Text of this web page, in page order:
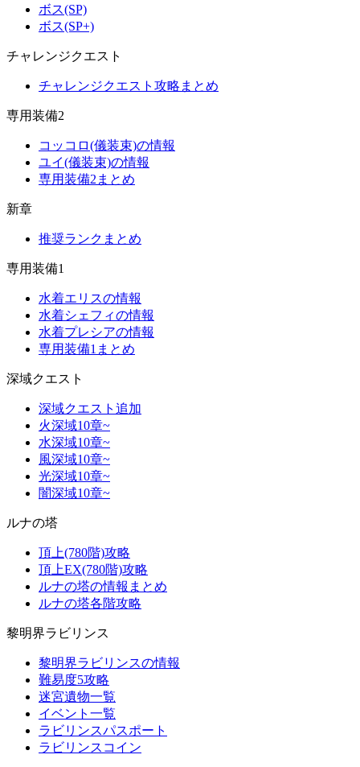
ボス(SP)
ボス(SP+)
チャレンジクエスト
チャレンジクエスト攻略まとめ
専用装備2
コッコロ(儀装束)の情報
ユイ(儀装束)の情報
専用装備2まとめ
新章
推奨ランクまとめ
専用装備1
水着エリスの情報
水着シェフィの情報
水着プレシアの情報
専用装備1まとめ
深域クエスト
深域クエスト追加
火深域10章~
水深域10章~
風深域10章~
光深域10章~
闇深域10章~
ルナの塔
頂上(780階)攻略
頂上EX(780階)攻略
ルナの塔の情報まとめ
ルナの塔各階攻略
黎明界ラビリンス
黎明界ラビリンスの情報
難易度5攻略
迷宮遺物一覧
イベント一覧
ラビリンスパスポート
ラビリンスコイン